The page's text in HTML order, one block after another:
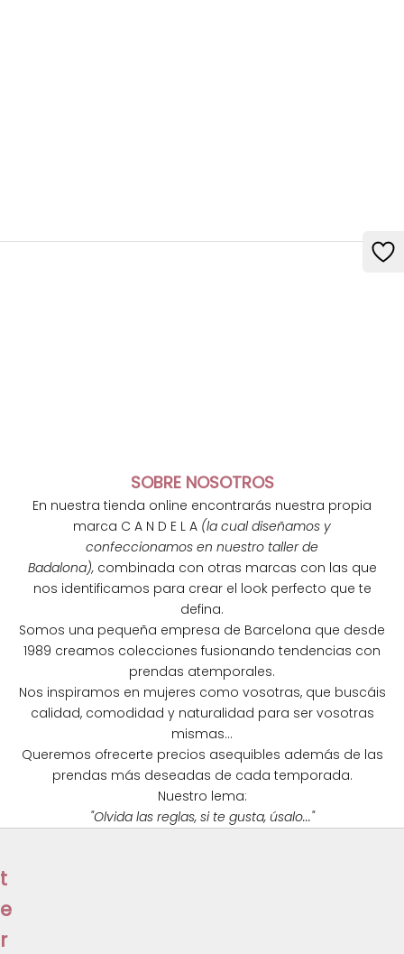
SOBRE NOSOTROS
En nuestra tienda online encontrarás nuestra propia
marca C A N D E L A (la cual diseñamos y
confeccionamos en nuestro taller de
Badalona),combinada con otras marcas con las que
nos identificamos para crear el look perfecto que te
defina.
Somos una pequeña empresa de Barcelona que desde
1989 creamos colecciones fusionando tendencias con
prendas atemporales.
Nos inspiramos en mujeres como vosotras, que buscáis
calidad, comodidad y naturalidad para ser vosotras
mismas...
Queremos ofrecerte precios asequibles además de las
prendas más deseadas de cada temporada.
Nuestro lema:
"Olvida las reglas, si te gusta, úsalo..."
t
e
r